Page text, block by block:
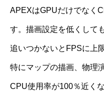
APEXはGPUだけでなく
す。描画設定を低くして
追いつかないとFPSに上
特にマップの描画、物理
CPU使用率が100％近く